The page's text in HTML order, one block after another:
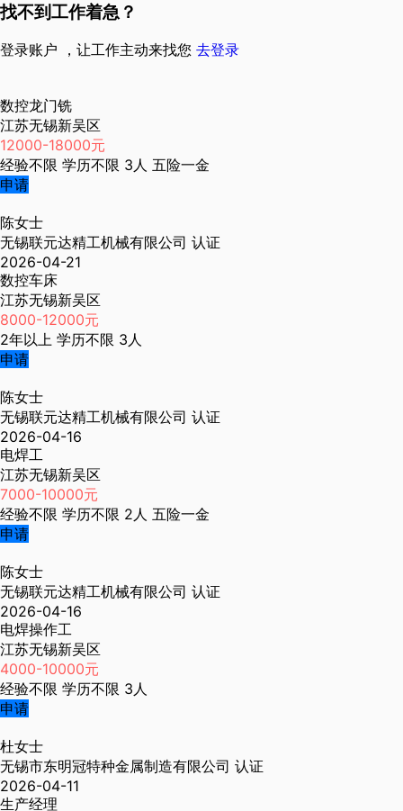
找不到工作着急？
登录账户 ，让工作主动来找您 去登录
数控龙门铣
江苏无锡新吴区
12000-18000元
经验不限 学历不限 3人 五险一金
申请
陈女士
无锡联元达精工机械有限公司 认证
2026-04-21
数控车床
江苏无锡新吴区
8000-12000元
2年以上 学历不限 3人
申请
陈女士
无锡联元达精工机械有限公司 认证
2026-04-16
电焊工
江苏无锡新吴区
7000-10000元
经验不限 学历不限 2人 五险一金
申请
陈女士
无锡联元达精工机械有限公司 认证
2026-04-16
电焊操作工
江苏无锡新吴区
4000-10000元
经验不限 学历不限 3人
申请
杜女士
无锡市东明冠特种金属制造有限公司 认证
2026-04-11
生产经理